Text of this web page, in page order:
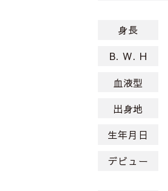
身長
B. W. H
血液型
出身地
生年月日
デビュー